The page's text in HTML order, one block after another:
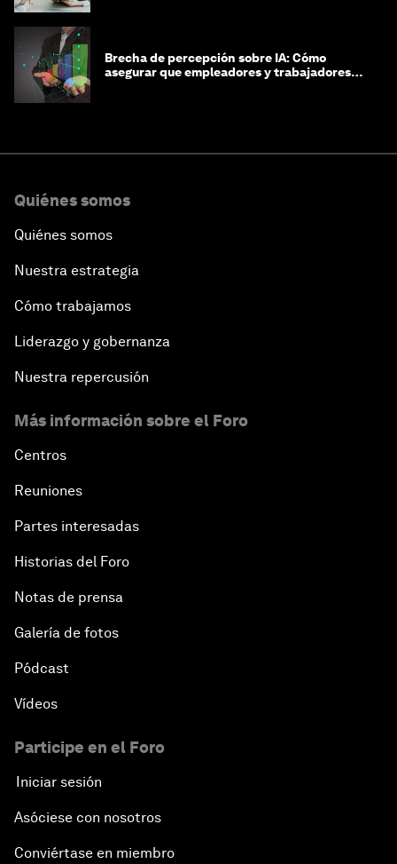
Brecha de percepción sobre IA: Cómo
asegurar que empleadores y trabajadores
Quiénes somos
Quiénes somos
Nuestra estrategia
Cómo trabajamos
Liderazgo y gobernanza
Nuestra repercusión
Más información sobre el Foro
Centros
Reuniones
Partes interesadas
Historias del Foro
Notas de prensa
Galería de fotos
Pódcast
Vídeos
Participe en el Foro
Iniciar sesión
Asóciese con nosotros
Conviértase en miembro